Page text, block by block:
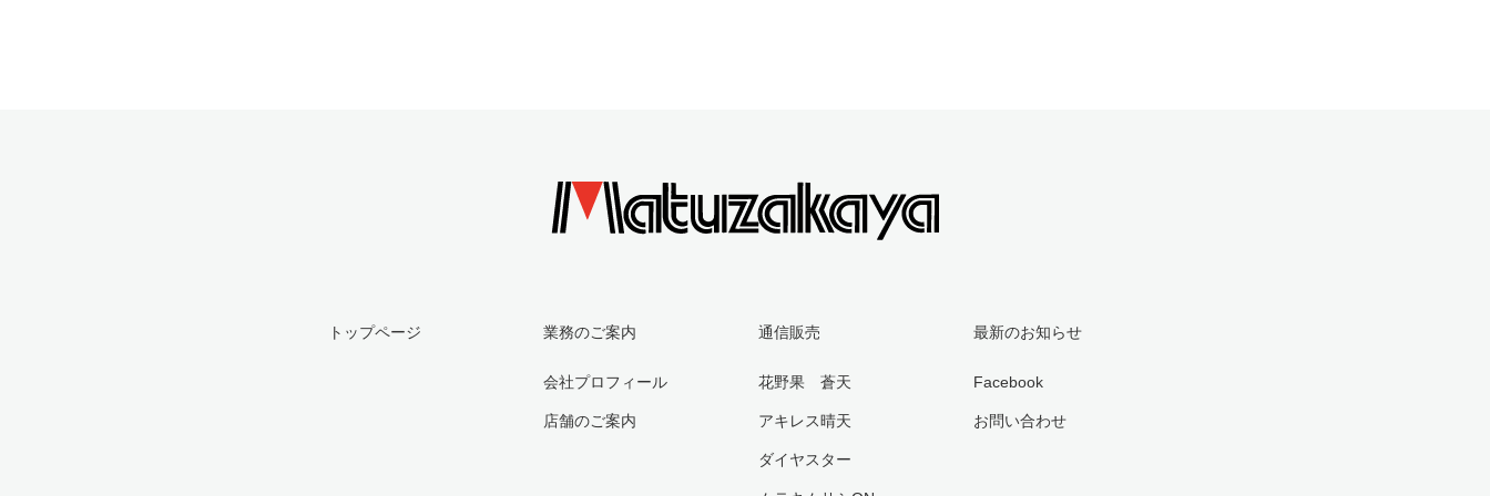
トップページ 業務のご案内
会社プロフィール
店舗のご案内
通信販売
花野果 蒼天
アキレス晴天
ダイヤスター
最新のお知らせ
Facebook
お問い合わせ